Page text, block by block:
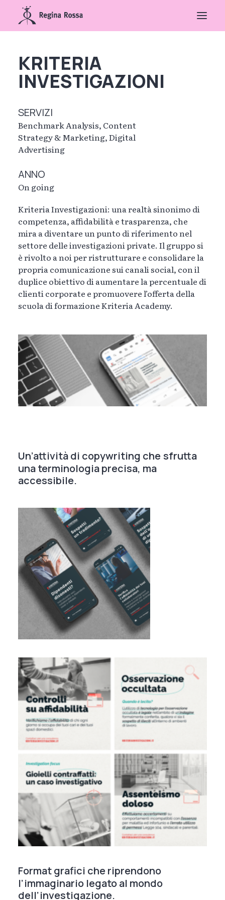
KRITERIA
INVESTIGAZIONI
SERVIZI
Benchmark Analysis, Content
Strategy & Marketing, Digital
Advertising
ANNO
On going
Kriteria Investigazioni: una realtà sinonimo di
competenza, affidabilità e trasparenza, che
mira a diventare un punto di riferimento nel
settore delle investigazioni private. Il gruppo si
è rivolto a noi per ristrutturare e consolidare la
propria comunicazione sui canali social, con il
duplice obiettivo di aumentare la percentuale di
clienti corporate e promuovere l’offerta della
scuola di formazione Kriteria Academy.
Un’attivitàdi copywriting che sfrutta
unaterminologiaprecisa, ma
accessibile.
Formatgrafici cheriprendono
l’immaginario legatoal mondo
dell’investigazione.